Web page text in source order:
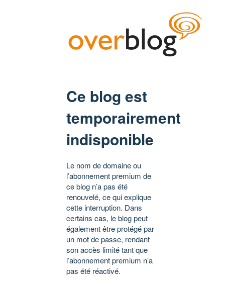
Ce blog est
temporairement
indisponible
Le nom de domaine ou
l’abonnement premium de
ce blog n’a pas été
renouvelé, ce qui explique
cette interruption. Dans
certains cas, le blog peut
également être protégé par
un mot de passe, rendant
son accès limité tant que
l’abonnement premium n’a
pas été réactivé.